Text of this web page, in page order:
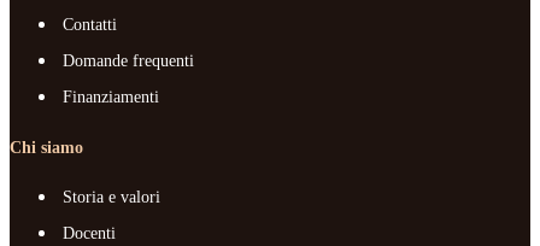
Contatti
Domande frequenti
Finanziamenti
Chi siamo
Storia e valori
Docenti